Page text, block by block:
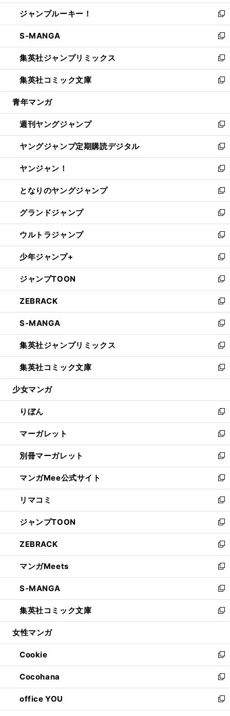
開
く
ウ
で
開
く
ン
ド
ウ
で
開
く
ウ
ィ
ン
ド
ウ
で
開
く
し
い
ウ
ィ
ン
ド
ウ
で
開
ジャンプルーキー！
新
し
い
ウ
ィ
ン
ド
ウ
開
く
S-MANGA
新
し
い
ウ
ィ
ン
ウ
で
開
く
集英社ジャンプリミックス
新
し
い
ウ
ン
ド
ウ
で
開
く
集英社コミック文庫
新
し
ウ
ィ
ン
ド
ウ
で
開
く
青年マンガ
週刊ヤングジャンプ
新
し
い
ウ
ィ
ン
ド
ウ
で
開
く
ヤングジャンプ定期購読デジタル
新
し
い
ウ
ィ
ン
ド
ウ
で
開
く
ヤンジャン！
新
し
い
ウ
ィ
ン
ド
ウ
で
開
く
となりのヤングジャンプ
新
し
い
ウ
ィ
ン
ド
ウ
で
開
く
グランドジャンプ
新
し
い
ウ
ィ
ン
ド
ウ
で
開
く
ウルトラジャンプ
新
し
い
ウ
ィ
ン
ド
ウ
で
開
く
少年ジャンプ+
新
し
い
ウ
ィ
ン
ド
ウ
で
開
く
ジャンプTOON
新
し
い
ウ
ィ
ン
ド
ウ
で
開
ZEBRACK
新
し
い
ウ
ィ
ン
ド
ウ
開
く
S-MANGA
新
し
い
ウ
ィ
ン
ウ
で
開
く
集英社ジャンプリミックス
新
し
い
ウ
ン
ド
ウ
で
開
く
集英社コミック文庫
新
し
ウ
ィ
ン
ド
ウ
で
開
く
少女マンガ
りぼん
新
し
い
ウ
ィ
ン
ド
ウ
で
開
く
マーガレット
新
し
い
ウ
ィ
ン
ド
ウ
で
開
く
別冊マーガレット
新
し
い
ウ
ィ
ン
ド
ウ
で
開
く
マンガMee公式サイト
新
し
い
ウ
ィ
ン
ド
ウ
で
開
く
リマコミ
新
し
い
ウ
ィ
ン
ド
ウ
で
開
く
ジャンプTOON
新
し
い
ウ
ィ
ン
ド
ウ
で
開
ZEBRACK
新
し
い
ウ
ィ
ン
ド
ウ
開
く
マンガMeets
新
し
い
ウ
ィ
ン
ウ
で
開
く
S-MANGA
新
し
い
ウ
ン
ド
ウ
で
開
く
集英社コミック文庫
新
し
ウ
ィ
ン
ド
ウ
で
開
女性マンガ
Cookie
新
し
い
ウ
ィ
ン
Cocohana
新
し
い
ウ
office YOU
新
し